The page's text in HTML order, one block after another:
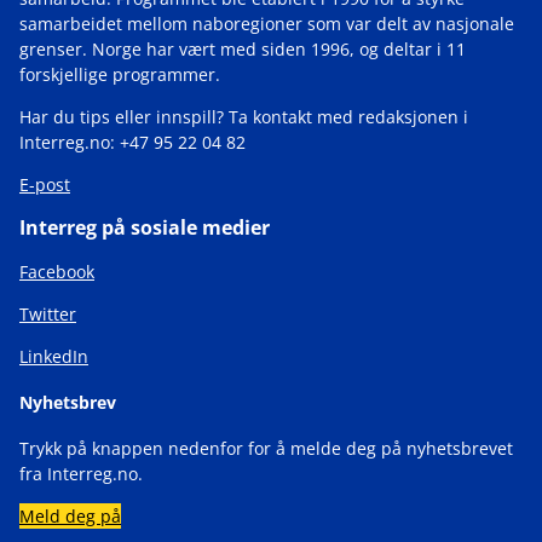
samarbeidet mellom naboregioner som var delt av nasjonale
grenser. Norge har vært med siden 1996, og deltar i 11
forskjellige programmer.
Har du tips eller innspill? Ta kontakt med redaksjonen i
Interreg.no: +47 95 22 04 82
E-post
Interreg på sosiale medier
Facebook
Twitter
LinkedIn
Nyhetsbrev
Trykk på knappen nedenfor for å melde deg på nyhetsbrevet
fra Interreg.no.
Meld deg på